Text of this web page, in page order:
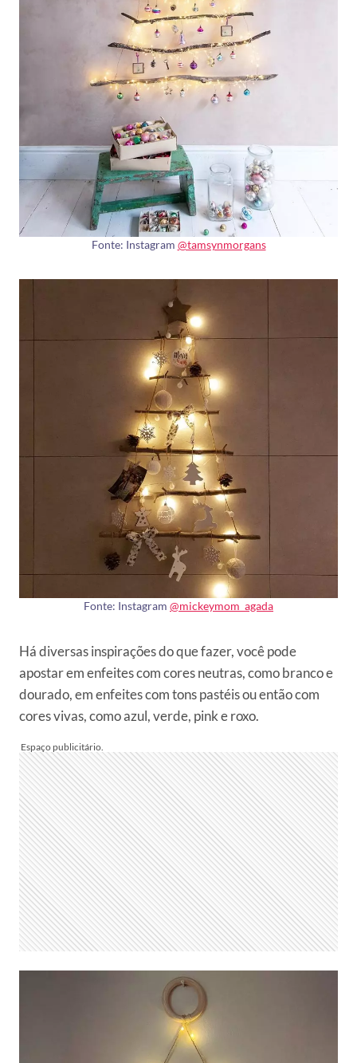
Fonte: Instagram @tamsynmorgans
Fonte: Instagram @mickeymom_agada
Há diversas inspirações do que fazer, você pode
apostar em enfeites com cores neutras, como branco e
dourado, em enfeites com tons pastéis ou então com
cores vivas, como azul, verde, pink e roxo.